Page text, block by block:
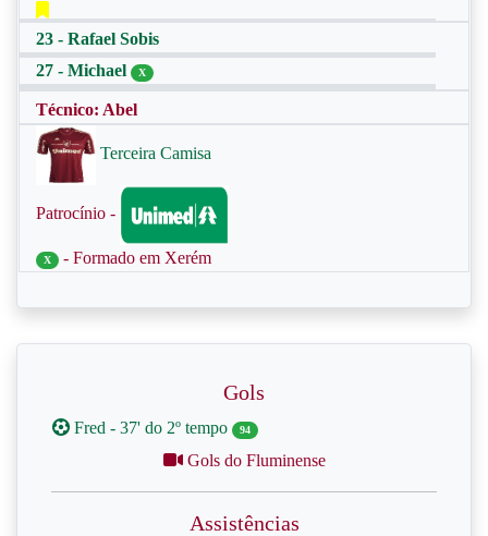
23 - Rafael Sobis
27 - Michael
X
Técnico: Abel
Terceira Camisa
Patrocínio -
X - Formado em Xerém
Gols
Fred - 37' do 2º tempo 94
Gols do Fluminense
Assistências